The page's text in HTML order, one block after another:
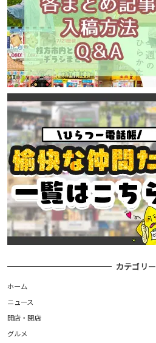
カテゴリー
ホーム
ニュース
開店・閉店
グルメ